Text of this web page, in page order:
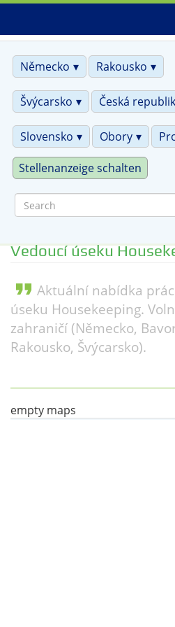
Skip
main
content
Německo
Rakousko
Švýcarsko Česká
Slovensko Obory
Stellenanzeige schalten
Vedoucí úseku
format_quote Aktuální nabídka
úseku Housekeeping.
zahraničí (Německo,
Rakousko, Švýcarsko).
empty maps